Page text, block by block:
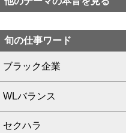
旬の仕事ワード
ブラック企業
WLバランス
セクハラ